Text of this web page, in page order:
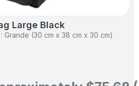
Large Black
Grande (30 cm x 38 cm x 30 cm)